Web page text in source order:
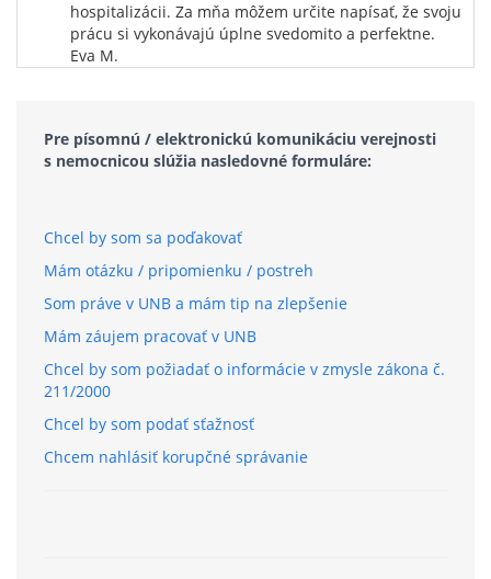
hospitalizácii. Za mňa môžem určite napísať, že svoju
prácu si vykonávajú úplne svedomito a perfektne.
Eva M.
Pre písomnú / elektronickú komunikáciu verejnosti
s nemocnicou slúžia nasledovné formuláre:
Chcel by som sa poďakovať
Mám otázku / pripomienku / postreh
Som práve v UNB a mám tip na zlepšenie
Mám záujem pracovať v UNB
Chcel by som požiadať o informácie v zmysle zákona č.
211/2000
Chcel by som podať sťažnosť
Chcem nahlásiť korupčné správanie